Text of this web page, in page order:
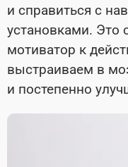
и справиться с
установками. Это
мотиватор к
выстраиваем в
и постепенно